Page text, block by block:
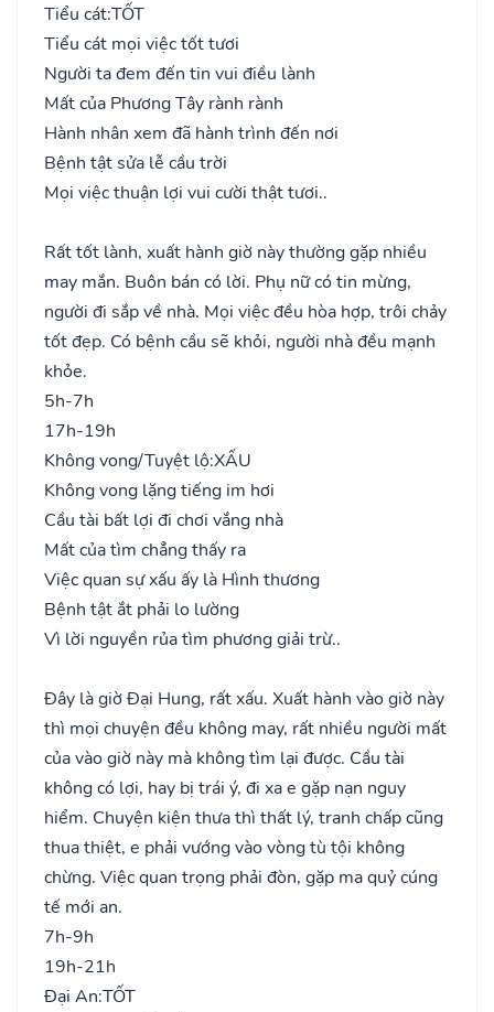
Tiểu cát:TỐT
Tiểu cát mọi việc tốt tươi
Người ta đem đến tin vui điều lành
Mất của Phương Tây rành rành
Hành nhân xem đã hành trình đến nơi
Bệnh tật sửa lễ cầu trời
Mọi việc thuận lợi vui cười thật tươi..
Rất tốt lành, xuất hành giờ này thường gặp nhiều
may mắn. Buôn bán có lời. Phụ nữ có tin mừng,
người đi sắp về nhà. Mọi việc đều hòa hợp, trôi chảy
tốt đẹp. Có bệnh cầu sẽ khỏi, người nhà đều mạnh
khỏe.
5h-7h
17h-19h
Không vong/Tuyệt lộ:XẤU
Không vong lặng tiếng im hơi
Cầu tài bất lợi đi chơi vắng nhà
Mất của tìm chẳng thấy ra
Việc quan sự xấu ấy là Hình thương
Bệnh tật ắt phải lo lường
Vì lời nguyền rủa tìm phương giải trừ..
Đây là giờ Đại Hung, rất xấu. Xuất hành vào giờ này
thì mọi chuyện đều không may, rất nhiều người mất
của vào giờ này mà không tìm lại được. Cầu tài
không có lợi, hay bị trái ý, đi xa e gặp nạn nguy
hiểm. Chuyện kiện thưa thì thất lý, tranh chấp cũng
thua thiệt, e phải vướng vào vòng tù tội không
chừng. Việc quan trọng phải đòn, gặp ma quỷ cúng
tế mới an.
7h-9h
19h-21h
Đại An:TỐT